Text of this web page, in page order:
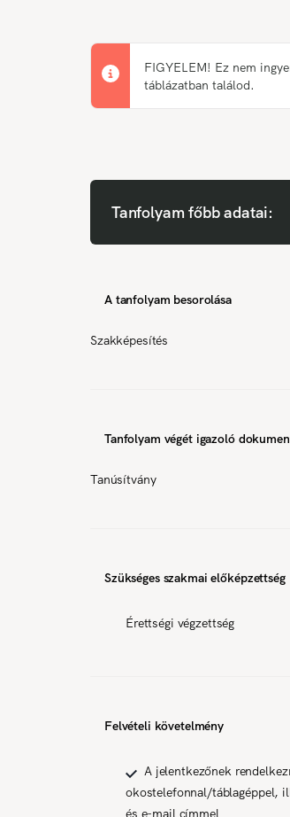
FIGYELEM! Ez nem
táblázatban találod.
Tanfolyam főbb adatai:
A tanfolyam besorolása
Szakképesítés
Tanfolyam végét igazoló
Tanúsítvány
Szükséges szakmai előképzettség
Érettségi végzettség
Felvételi követelmény
A jelentkezőnek
okostelefonnal/táblagéppel,
és e-mail címmel